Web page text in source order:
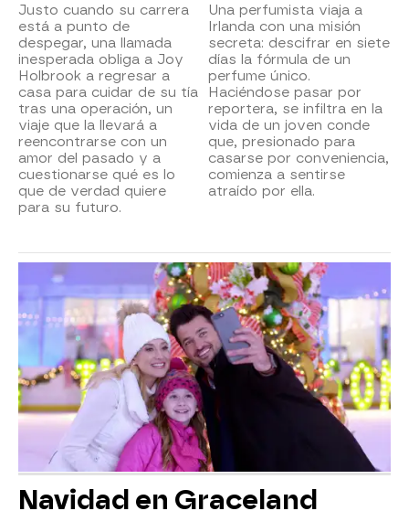
Justo cuando su carrera
está a punto de
despegar, una llamada
inesperada obliga a Joy
Holbrook a regresar a
casa para cuidar de su tía
tras una operación, un
viaje que la llevará a
reencontrarse con un
amor del pasado y a
cuestionarse qué es lo
que de verdad quiere
para su futuro.
Una perfumista viaja a
Irlanda con una misión
secreta: descifrar en siete
días la fórmula de un
perfume único.
Haciéndose pasar por
reportera, se infiltra en la
vida de un joven conde
que, presionado para
casarse por conveniencia,
comienza a sentirse
atraído por ella.
Navidad en Graceland